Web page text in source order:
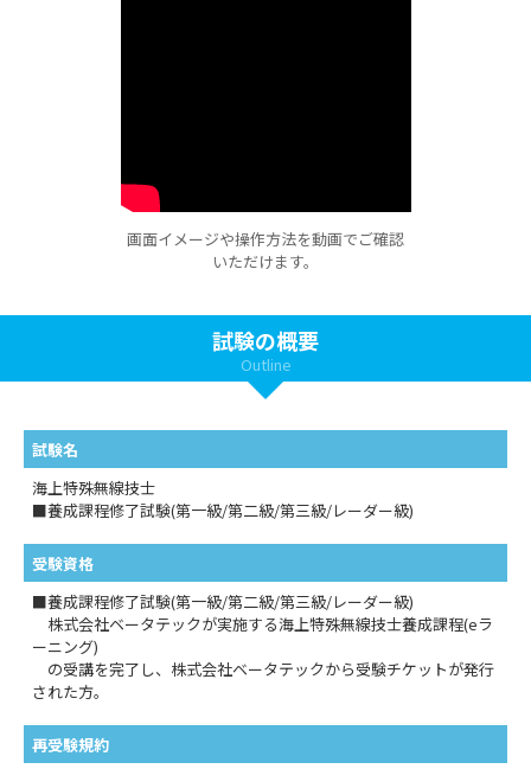
画面イメージや操作方法を動画でご確認
いただけます。
試験の概要
Outline
試験名
海上特殊無線技士
■養成課程修了試験(第一級/第二級/第三級/レーダー級)
受験資格
■養成課程修了試験(第一級/第二級/第三級/レーダー級)
株式会社ベータテックが実施する海上特殊無線技士養成課程(eラ
ーニング)
の受講を完了し、株式会社ベータテックから受験チケットが発行
された方。
再受験規約